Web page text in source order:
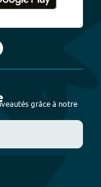
grâce à notre